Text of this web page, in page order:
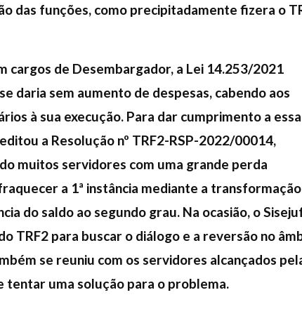
das funções, como precipitadamente fizera o
de Desembargador, a Lei 14.253/2021
daria sem aumento de despesas, cabendo aos
à sua execução. Para dar cumprimento a essa
a Resolução nº TRF2-RSP-2022/00014,
muitos servidores com uma grande perda
a 1ª instância mediante a
do saldo ao segundo grau. Na ocasião, o
TRF2 para buscar o diálogo e a reversão no
se reuniu com os servidores alcançados
tentar uma solução para o problema.